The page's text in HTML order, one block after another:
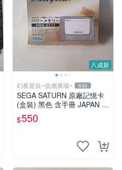
八成新
幻夜星辰~低價廣場~ 630
SEGA SATURN 原廠記憶卡
(盒裝) 黑色 含手冊 JAPAN 美
品 BB0392
$550